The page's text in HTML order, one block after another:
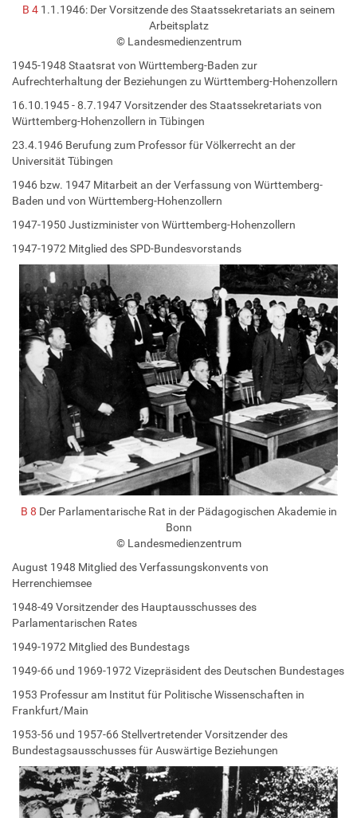
B 4 1.1.1946: Der Vorsitzende des Staatssekretariats an seinem
Arbeitsplatz
© Landesmedienzentrum
1945-1948 Staatsrat von Württemberg-Baden zur
Aufrechterhaltung der Beziehungen zu Württemberg-Hohenzollern
16.10.1945 - 8.7.1947 Vorsitzender des Staatssekretariats von
Württemberg-Hohenzollern in Tübingen
23.4.1946 Berufung zum Professor für Völkerrecht an der
Universität Tübingen
1946 bzw. 1947 Mitarbeit an der Verfassung von Württemberg-
Baden und von Württemberg-Hohenzollern
1947-1950 Justizminister von Württemberg-Hohenzollern
1947-1972 Mitglied des SPD-Bundesvorstands
B 8 Der Parlamentarische Rat in der Pädagogischen Akademie in
Bonn
© Landesmedienzentrum
August 1948 Mitglied des Verfassungskonvents von
Herrenchiemsee
1948-49 Vorsitzender des Hauptausschusses des
Parlamentarischen Rates
1949-1972 Mitglied des Bundestags
1949-66 und 1969-1972 Vizepräsident des Deutschen Bundestages
1953 Professur am Institut für Politische Wissenschaften in
Frankfurt/Main
1953-56 und 1957-66 Stellvertretender Vorsitzender des
Bundestagsausschusses für Auswärtige Beziehungen